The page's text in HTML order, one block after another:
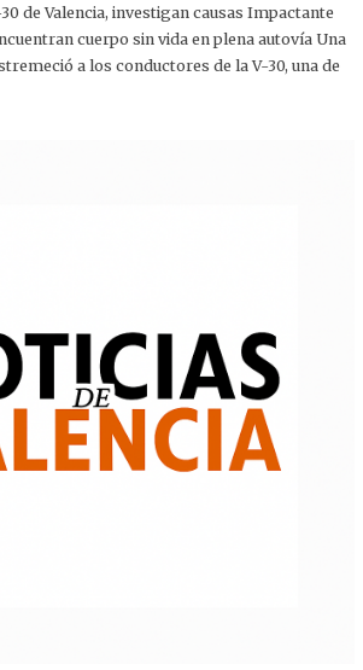
de Valencia, investigan causas Impactante
cuerpo sin vida en plena autovía Una
a los conductores de la V-30, una de